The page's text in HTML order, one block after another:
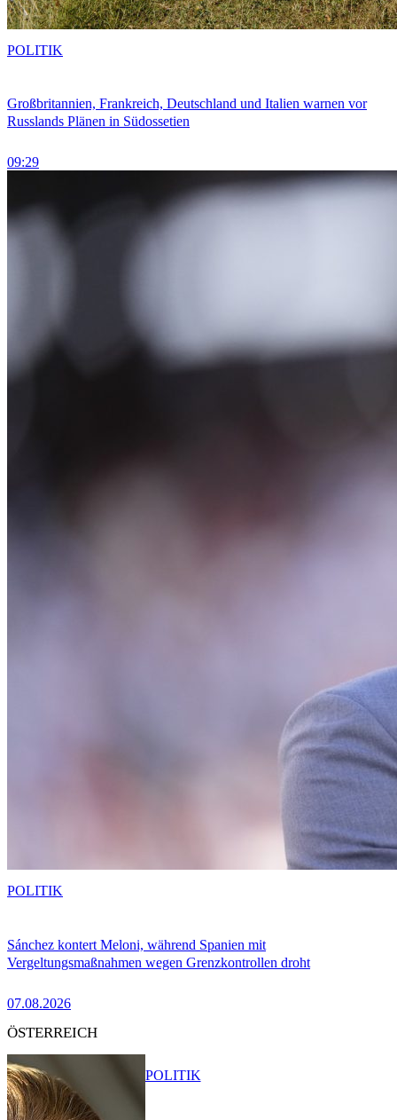
Großbritannien, Frankreich, Deutschland und Italien warnen vor
Russlands Plänen in Südossetien
09:29
POLITIK
Sánchez kontert Meloni, während Spanien mit
Vergeltungsmaßnahmen wegen Grenzkontrollen droht
07.08.2026
POLITIK
ÖSTERREICH
POLITIK